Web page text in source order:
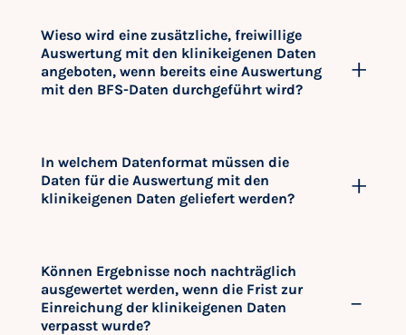
Wieso wird eine zusätzliche, freiwillige
Auswertung mit den klinikeigenen Daten
angeboten, wenn bereits eine Auswertung
mit den BFS-Daten durchgeführt wird?
In welchem Datenformat müssen die
Daten für die Auswertung mit den
klinikeigenen Daten geliefert werden?
Können Ergebnisse noch nachträglich
ausgewertet werden, wenn die Frist zur
Einreichung der klinikeigenen Daten
verpasst wurde?